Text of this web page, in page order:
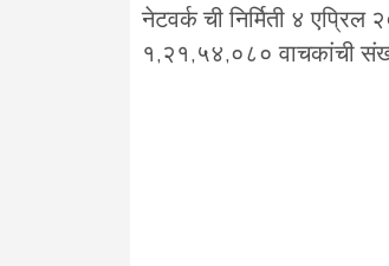
नेटवर्क ची निर्मिती ४
१,२१,५४,०८० वाचकांची